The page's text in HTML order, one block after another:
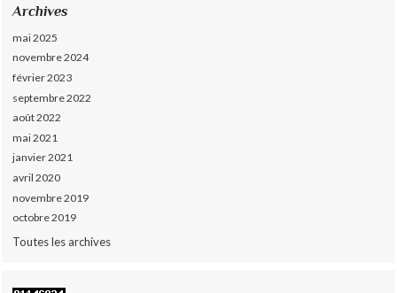
Archives
mai 2025
novembre 2024
février 2023
septembre 2022
août 2022
mai 2021
janvier 2021
avril 2020
novembre 2019
octobre 2019
Toutes les archives